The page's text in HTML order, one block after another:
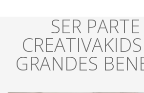
SER
GRANDES